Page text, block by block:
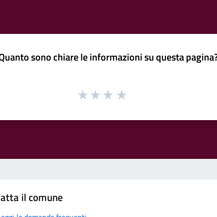
sono chiare le informazioni su questa
il comune